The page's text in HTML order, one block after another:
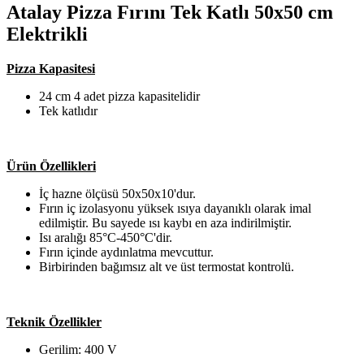
Atalay Pizza Fırını Tek Katlı 50x50 cm
Elektrikli
Pizza Kapasitesi
24 cm 4 adet pizza kapasitelidir
Tek katlıdır
Ürün Özellikleri
İç hazne ölçüsü 50x50x10'dur.
Fırın iç izolasyonu yüksek ısıya dayanıklı olarak imal
edilmiştir. Bu sayede ısı kaybı en aza indirilmiştir.
Isı aralığı 85°C-450°C'dir.
Fırın içinde aydınlatma mevcuttur.
Birbirinden bağımsız alt ve üst termostat kontrolü.
Teknik Özellikler
Gerilim: 400 V